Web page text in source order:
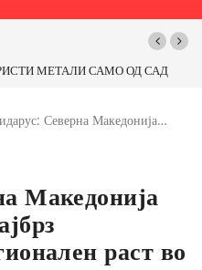
„5-ти Ноември“ во Струмица
Северна Македонија…
Македонија
раст во